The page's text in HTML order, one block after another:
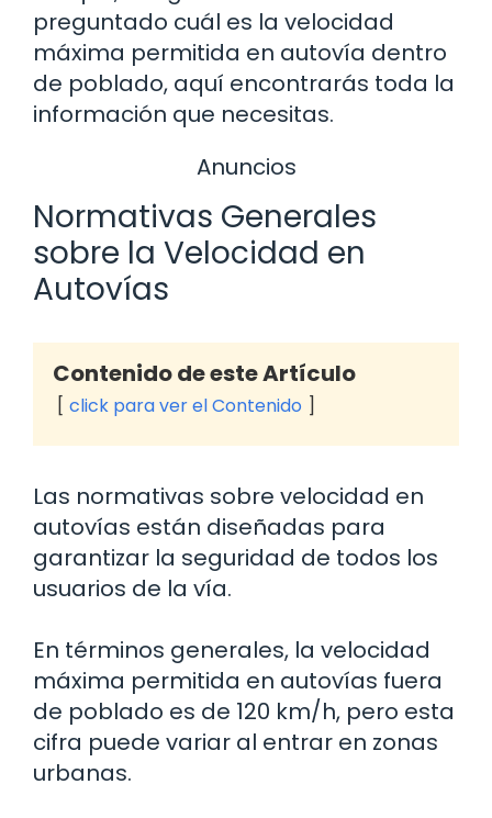
preguntado cuál es la velocidad
máxima permitida en autovía dentro
de poblado, aquí encontrarás toda la
información que necesitas.
Anuncios
Normativas Generales
sobre la Velocidad en
Autovías
Contenido de este Artículo
click para ver el Contenido
Las normativas sobre velocidad en
autovías están diseñadas para
garantizar la seguridad de todos los
usuarios de la vía.
En términos generales, la velocidad
máxima permitida en autovías fuera
de poblado es de 120 km/h, pero esta
cifra puede variar al entrar en zonas
urbanas.